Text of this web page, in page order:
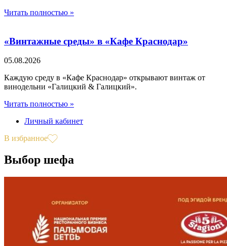
Читать полностью »
«Винтажные среды» в «Кафе Краснодар»
05.08.2026
Каждую среду в «Кафе Краснодар» открывают винтаж от
винодельни «Галицкий & Галицкий».
Читать полностью »
Личный кабинет
В избранное
Выбор шефа